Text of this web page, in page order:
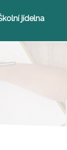
jídelna